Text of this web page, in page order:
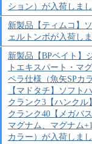
ション）が入荷しまし
新製品【ティムコ】
ェルトンボが入荷しま
新製品【BPベイト】
トエキスパート・マ
ペラ仕様（魚矢SPカラ
【マドタチ】ソフト
クランク3【ハンクル
クランク40【メガバ
マグナム、マグナム
カラー）が入荷しまし